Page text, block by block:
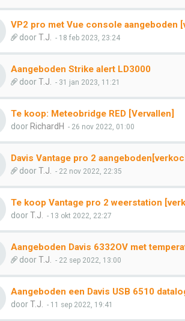
VP2 pro met Vue console aangeboden
doorT.J. - 18 feb 2023, 23:24
Aangeboden Strike alert LD3000
doorT.J. - 31 jan 2023, 11:21
Te koop: Meteobridge RED [Vervallen]
door RichardH - 26 nov 2022, 01:00
Davis Vantage pro 2
doorT.J. - 22 nov 2022, 22:35
Te koop Vantage pro 2 weerstation
doorT.J. - 13 okt 2022, 22:27
Aangeboden Davis 6332OV met
doorT.J. - 22 sep 2022, 13:00
Aangeboden een Davis USB 6510
doorT.J. - 11 sep 2022, 19:41